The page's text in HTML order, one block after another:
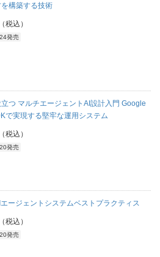
構築する技術
税込）
発売
つ マルチエージェントAI設計入門 Google
で実現する堅牢な運用システム
税込）
発売
ージェントシステムベストプラクティス
税込）
発売